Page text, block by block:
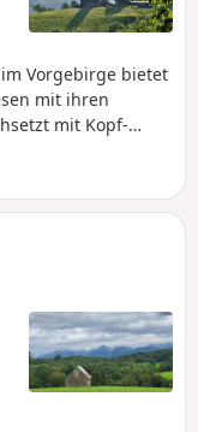
Vorgebirge bietet
mit ihren
mit Kopf-
sich der Reichtum
und Weidekultur
es nicht:
die
sowie die Berge